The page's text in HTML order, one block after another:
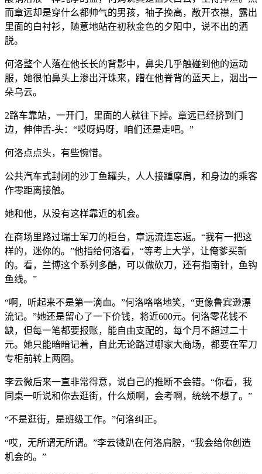
而章远却是穿什么都帅气的男孩，袖子挽高，敞开衣襟，露出
里面的白衬衫，随意地站在初秋金色的夕阳中，说不出的洒
脱。
何洛整个人落在他长长的背影中，鼻尖几乎触碰到他的运动
服，她很怕鼻头上渗出汗珠来，蹭在他脊背的蓝天上，洇出一
朵乌云。
2路车靠站，一开门，里面的人就往下掉。章远已经挤到门
边，伸伸舌-头：“哎呀妈呀，咱们还是走吧。”
何洛点点头，有些惋惜。
公共汽车式封闭的沙丁鱼罐头，人人接踵摩肩，和身边的乘客
作零距离接触。
她和他，从没有这样靠近的机会。
在商场里路过瑞士军刀的柜台，章远流连忘返。“我有一把这
样的，迷你的。”他指给何洛看，“等考上大学，让俺爹买新
的。看，兰博这个系列多酷，可以做砍刀，还有指南针，鱼钩
鱼线。”
“啊，听起来不是第一滴血。”何洛咯咯地笑，“更像鲁宾逊漂
流记。”她还是留心了一下价钱，将近600元。何洛零花钱不
缺，但每一笔都要报账，能自由支配的，每个月不超过二十
元。她只能暗暗记着，自此无论路过哪家大商场，都要在军刀
专柜前转上两圈。
李云微后来一直非常得意，说自己的推断不会错。“你看，我
同桌一听说和你去逛街，什么烦啊，会考啊，统统不想了。”
“不是逛街，是班级工作。”何洛纠正。
“哎，无所谓无所谓。”李云微趴在何洛肩膀，“我会给你创造
机会的。”